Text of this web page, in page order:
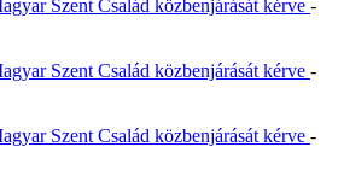
Szent Család közbenjárását kérve -
Szent Család közbenjárását kérve -
Szent Család közbenjárását kérve -